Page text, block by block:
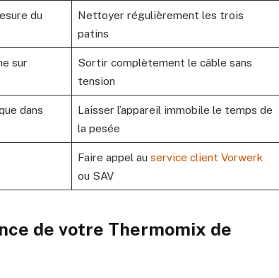
du
Nettoyer régulièrement les trois
patins
sur
Sortir complètement le câble sans
tension
dans
Laisser l’appareil immobile le temps de
la pesée
Faire appel au service client Vorwerk
ou SAV
de votre Thermomix de